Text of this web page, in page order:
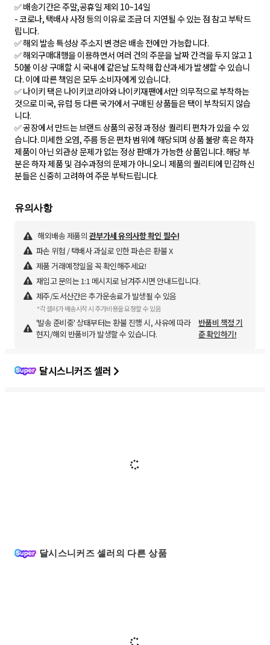
✅ 배송기간은 주말,공휴일 제외 10~14일
- 코로나, 택배사 사정 등의 이유로 조금 더 지연될 수 있는 점 참고 부탁드
립니다.
✅ 해외 발송 특성상 주소지 변경은 배송 전에만 가능합니다.
✅ 해외구매대행을 이용하면서 여러 건의 주문을 날짜 간격을 두지 않고 1
50불 이상 구매할 시 국내에 같은날 도착해 합산과세가 발생할 수 있습니
다. 이에 따른 책임은 모두 소비자에게 있습니다.
✅ 나이키 택은 나이키코리아와 나이키재팬에서만 의무적으로 부착하는
것으로 미국, 유럽 등 다른 국가에서 구매된 상품들은 택이 부착되지 않습
니다.
✅ 공장에서 만드는 브랜드 상품의 공정 과정상 퀄리티 편차가 있을 수 있
습니다. 미세한 오염, 주름 등은 편차 범위에 해당되며 상품 불량 혹은 하자
제품이 아닌 외관상 문제가 없는 정상 판매가 가능한 상품입니다. 해당 부
분은 하자 제품 및 검수과정의 문제가 아니오니 제품의 퀄리티에 민감하신
유의사항
해외배송 제품의 관부가세 유의사항 확인 필수!
파손 위험 / 택배사 과실로 인한 파손은 환불 X
제품 거래예정일을 꼭 확인해주세요!
재입고 문의는 1:1 메시지로 남겨주시면 안내드립니다.
제주/도서산간은 추가운송료가 발생될 수 있음
*각 셀러가 배송시작 시 추가비용을 요청할 수 있음
'발송 준비중' 상태부터는 환불 진행 시, 사유에 따라
현지/해외 반품비가 발생할 수 있습니다.
반품비 책정 기
준 확인하기!
달시스니커즈 셀러
달시스니커즈 셀러의 다른 상품